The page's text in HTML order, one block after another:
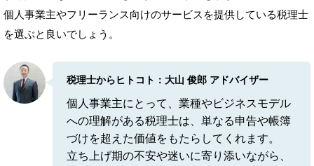
個人事業主やフリーランス向けのサービスを提供している税理士
を選ぶと良いでしょう。
税理士からヒトコト：大山 俊郎 アドバイザー
個人事業主にとって、業種やビジネスモデル
への理解がある税理士は、単なる申告や帳簿
づけを超えた価値をもたらしてくれます。
立ち上げ期の不安や迷いに寄り添いながら、